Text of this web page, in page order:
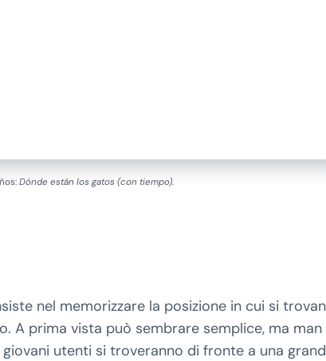
Dónde están los gatos (con tiempo).
nel memorizzare la posizione in cui si
A prima vista può sembrare semplice, ma man
utenti si troveranno di fronte a una